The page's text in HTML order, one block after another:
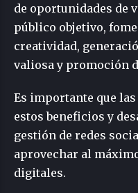
de oportunidades de
público objetivo,
creatividad,
valiosa y promoción
Es importante que
estos beneficios y
gestión de redes
aprovechar al
digitales.